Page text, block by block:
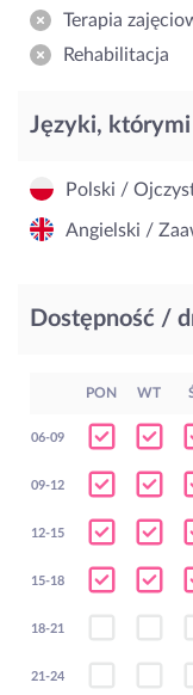
Terapia
Rehabilitacja
Języki, którymi
Polski /
Angielski /
Dostępność /
PON WT
06-09
09-12
12-15
15-18
18-21
21-24